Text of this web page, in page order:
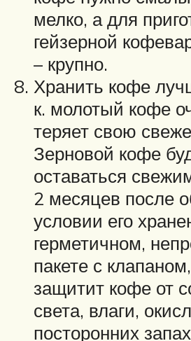
мелко, а для
гейзерной
– крупно.
Хранить кофе
к. молотый кофе
теряет свою
Зерновой кофе
оставаться
2 месяцев после
условии его
герметичном,
пакете с
защитит кофе от
света, влаги,
посторонних